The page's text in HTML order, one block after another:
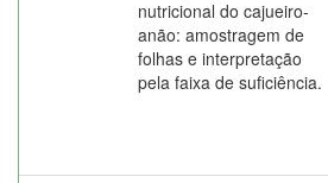
nutricional do cajueiro-
anão: amostragem de
folhas e interpretação
pela faixa de suficiência.